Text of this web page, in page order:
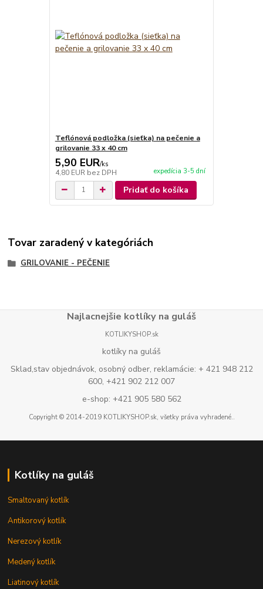
Teflónová podložka (sieťka) na pečenie a
grilovanie 33 x 40 cm
5,90 EUR/ks
4,80 EUR bez DPH expedícia 3-5 dní
Pridať do košíka
Tovar zaradený v kategóriách
GRILOVANIE - PEČENIE
Najlacnejšie kotlíky na guláš
KOTLIKYSHOP.sk
kotlíky na guláš
Sklad,stav objednávok, osobný odber, reklamácie: + 421 948 212
600, +421 902 212 007
e-shop: +421 905 580 562
Copyright © 2014-2019 KOTLIKYSHOP.sk, všetky práva vyhradené..
Kotlíky na guláš
Smaltovaný kotlík
Antikorový kotlík
Nerezový kotlík
Medený kotlík
Liatinový kotlík